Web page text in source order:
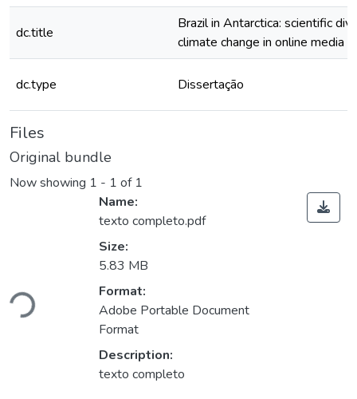
dc.title
Brazil in Antarctica: scientific
climate change in online media
dc.type Dissertação
Files
Original bundle
Now showing 1 - 1 of 1
Loading...
Name:
texto completo.pdf
Size:
5.83 MB
Format:
Adobe Portable Document
Format
Description:
texto completo